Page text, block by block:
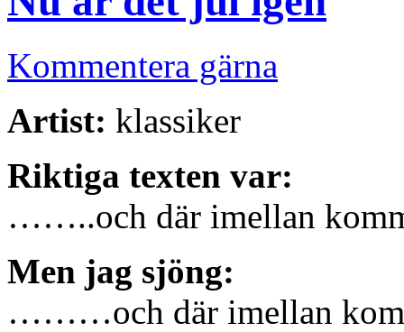
Kommentera gärna
Artist: klassiker
Riktiga texten var:
……..och där imellan
Men jag sjöng:
………och där imellan